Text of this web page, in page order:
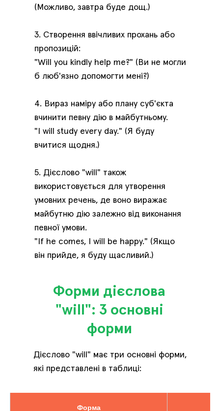
(Можливо, завтра буде дощ.)
3. Створення ввічливих прохань або
пропозицій:
"Will you kindly help me?" (Ви не могли
б люб'язно допомогти мені?)
4. Вираз наміру або плану суб'єкта
вчинити певну дію в майбутньому.
"I will study every day." (Я буду
вчитися щодня.)
5. Дієслово "will" також
використовується для утворення
умовних речень, де воно виражає
майбутню дію залежно від виконання
певної умови.
"If he comes, I will be happy." (Якщо
він прийде, я буду щасливий.)
Форми дієслова
"will": 3 основні
форми
Дієслово "will" має три основні форми,
які представлені в таблиці:
Форма